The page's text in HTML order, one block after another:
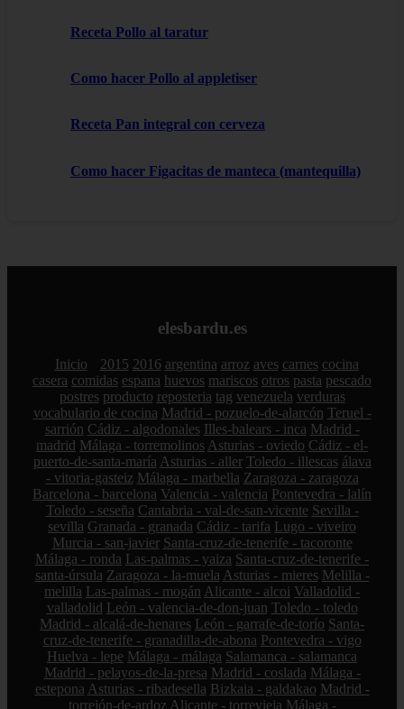
Receta Pollo al taratur
Como hacer Pollo al appletiser
Receta Pan integral con cerveza
Como hacer Figacitas de manteca (mantequilla)
elesbardu.es
Inicio 2015 2016 argentina arroz aves carnes cocina
casera comidas espana huevos mariscos otros pasta pescado
postres producto reposteria tag venezuela verduras
vocabulario de cocina Madrid - pozuelo-de-alarcón Teruel -
sarrión Cádiz - algodonales Illes-balears - inca Madrid -
madrid Málaga - torremolinos Asturias - oviedo Cádiz - el-
puerto-de-santa-maría Asturias - aller Toledo - illescas álava
- vitoria-gasteiz Málaga - marbella Zaragoza - zaragoza
Barcelona - barcelona Valencia - valencia Pontevedra - lalín
Toledo - seseña Cantabria - val-de-san-vicente Sevilla -
sevilla Granada - granada Cádiz - tarifa Lugo - viveiro
Murcia - san-javier Santa-cruz-de-tenerife - tacoronte
Málaga - ronda Las-palmas - yaiza Santa-cruz-de-tenerife -
santa-úrsula Zaragoza - la-muela Asturias - mieres Melilla -
melilla Las-palmas - mogán Alicante - alcoi Valladolid -
valladolid León - valencia-de-don-juan Toledo - toledo
Madrid - alcalá-de-henares León - garrafe-de-torío Santa-
cruz-de-tenerife - granadilla-de-abona Pontevedra - vigo
Huelva - lepe Málaga - málaga Salamanca - salamanca
Madrid - pelayos-de-la-presa Madrid - coslada Málaga -
estepona Asturias - ribadesella Bizkaia - galdakao Madrid -
torrejón-de-ardoz Alicante - torrevieja Málaga -